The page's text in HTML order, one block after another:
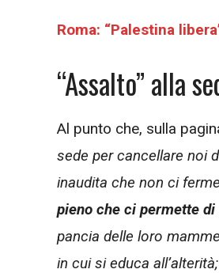
Roma: “Palestina
“Assalto” alla
Al punto che, sulla
sede per cancellare noi
inaudita che non ci
pieno che ci permette
pancia delle loro
in cui si educa